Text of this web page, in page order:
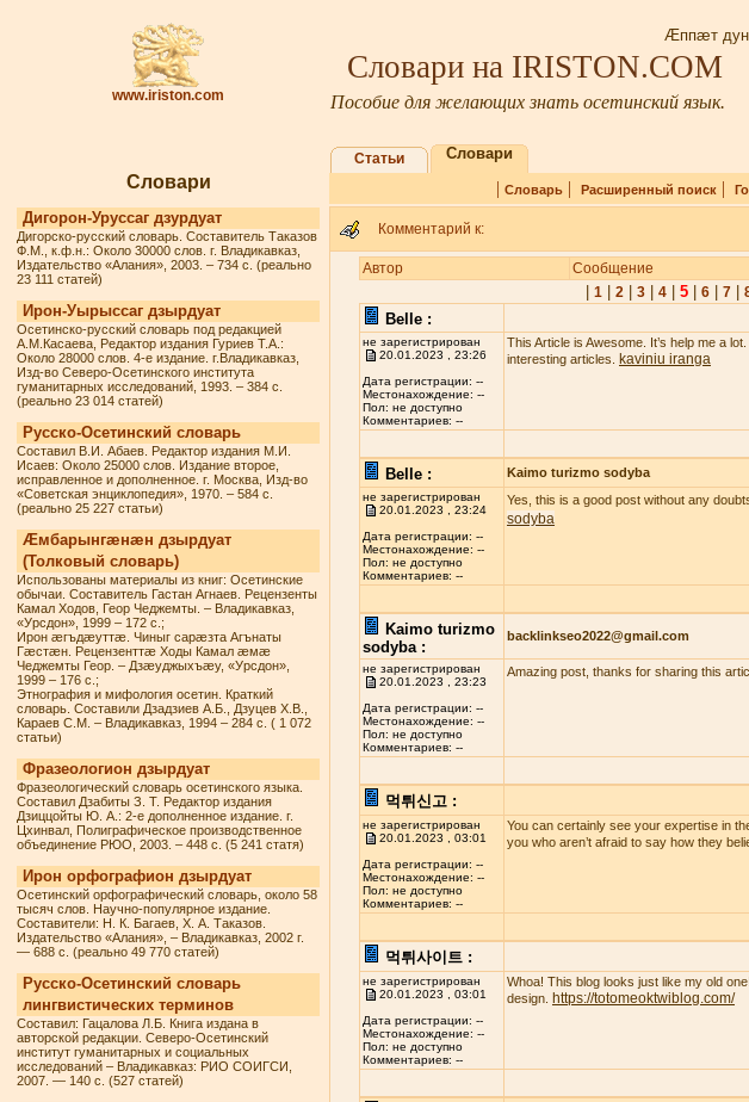
www.iriston.com
Æппæт
Словари на IRISTON.COM
Пособие для желающих знать осетинский язык.
Словари
Дигорон-Уруссаг дзурдуат
Дигорско-русский словарь. Составитель Таказов
Ф.М., к.ф.н.: Около 30000 слов. г. Владикавказ,
Издательство «Алания», 2003. – 734 с. (реально
23 111 статей)
Ирон-Уырыссаг дзырдуат
Осетинско-русский словарь под редакцией
А.М.Касаева, Редактор издания Гуриев Т.А.:
Около 28000 слов. 4-е издание. г.Владикавказ,
Изд-во Северо-Осетинского института
гуманитарных исследований, 1993. – 384 с.
(реально 23 014 статей)
Русско-Осетинский словарь
Составил В.И. Абаев. Редактор издания М.И.
Исаев: Около 25000 слов. Издание второе,
исправленное и дополненное. г. Москва, Изд-во
«Советская энциклопедия», 1970. – 584 с.
(реально 25 227 статьи)
Æмбарынгæнæн дзырдуат
(Толковый словарь)
Использованы материалы из книг: Осетинские
обычаи. Составитель Гастан Агнаев. Рецензенты
Камал Ходов, Геор Чеджемты. – Владикавказ,
«Урсдон», 1999 – 172 с.;
Ирон æгъдæуттæ. Чиныг сарæзта Агънаты
Гæстæн. Рецензенттæ Ходы Камал æмæ
Чеджемты Геор. – Дзæуджыхъæу, «Урсдон»,
1999 – 176 с.;
Этнография и мифология осетин. Краткий
словарь. Составили Дзадзиев А.Б., Дзуцев Х.В.,
Караев С.М. – Владикавказ, 1994 – 284 с. ( 1 072
статьи)
Фразеологион дзырдуат
Фразеологический словарь осетинского языка.
Составил Дзабиты З. Т. Редактор издания
Дзиццойты Ю. А.: 2-е дополненное издание. г.
Цхинвал, Полиграфическое производственное
объединение РЮО, 2003. – 448 с. (5 241 статя)
Ирон орфографион дзырдуат
Осетинский орфографический словарь, около 58
тысяч слов. Научно-популярное издание.
Составители: Н. К. Багаев, Х. А. Таказов.
Издательство «Алания», – Владикавказ, 2002 г.
— 688 с. (реально 49 770 статей)
Русско-Осетинский словарь
лингвистических терминов
Составил: Гацалова Л.Б. Книга издана в
авторской редакции. Северо-Осетинский
институт гуманитарных и социальных
исследований – Владикавказ: РИО СОИГСИ,
2007. — 140 с. (527 статей)
Статьи Словари
| Словарь| Расширенный поиск|
Комментарий к:
Автор Сообщение
1| 2| 3| 4| 5| 6| 7|
Belle :
не зарегистрирован
20.01.2023 , 23:26
Дата регистрации: --
Местонахождение: --
Пол: не доступно
Комментариев: --
This Article is Awesome. It’s help me a
interesting articles.
kaviniu iranga
Belle : Kaimo turizmo sodyba
не зарегистрирован
20.01.2023 , 23:24
Дата регистрации: --
Местонахождение: --
Пол: не доступно
Комментариев: --
Yes, this is a good post without any
sodyba
Kaimo turizmo
sodyba :
backlinkseo2022@gmail.com
не зарегистрирован
20.01.2023 , 23:23
Дата регистрации: --
Местонахождение: --
Пол: не доступно
Комментариев: --
Amazing post, thanks for sharing this
먹튀신고 :
не зарегистрирован
20.01.2023 , 03:01
Дата регистрации: --
Местонахождение: --
Пол: не доступно
Комментариев: --
You can certainly see your expertise in
you who aren’t afraid to say how they
먹튀사이트 :
не зарегистрирован
20.01.2023 , 03:01
Дата регистрации: --
Местонахождение: --
Пол: не доступно
Комментариев: --
Whoa! This blog looks just like my old
design.
https://totomeoktwiblog.com/